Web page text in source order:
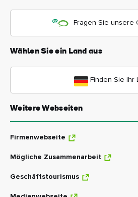
Fragen Sie unsere
Wählen Sie ein Land aus
Finden Sie Ihr
Weitere Webseiten
Firmenwebseite
Mögliche Zusammenarbeit
Geschäftstourismus